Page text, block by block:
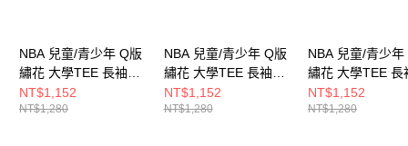
NBA 兒童/青少年 Q版
繡花 大學TEE 長袖上
衣 灰狼隊
3556102072
NT$1,152
NT$1,280
NBA 兒童/青少年 Q版
繡花 大學TEE 長袖上
衣 公牛隊
3556101501
NT$1,152
NT$1,280
NBA 兒童/青少年
繡花 大學TEE 長
衣 暴龍隊
3556101620
NT$1,152
NT$1,280